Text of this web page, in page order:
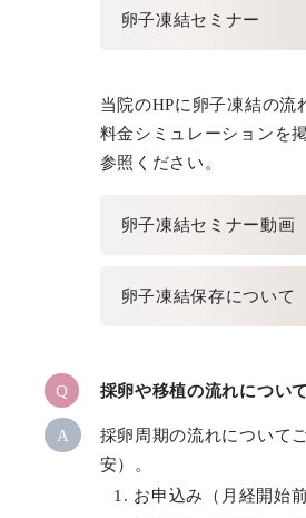
卵子凍結セミナー
当院のHPに卵子凍結の流
料金シミュレーションを
参照ください。
卵子凍結セミナー動画
卵子凍結保存について
Q 採卵や移植の流れについ
A
採卵周期の流れについて
安）。
お申込み（月経開始